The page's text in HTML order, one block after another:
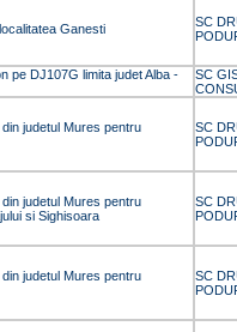
Ganesti
SC
pe DJ107G limita judet Alba -
SC
judetul Mures pentru
SC
judetul Mures pentru
si Sighisoara
SC
judetul Mures pentru
SC